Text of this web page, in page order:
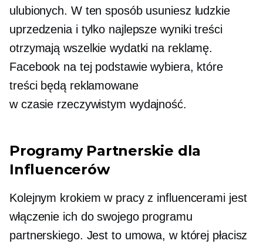
ulubionych. W ten sposób usuniesz ludzkie
uprzedzenia i tylko najlepsze wynikitreści
otrzymają wszelkie wydatki na reklamę.
Facebook na tej podstawie wybiera, które
treści będą reklamowane
w czasie rzeczywistym wydajność.
Programy Partnerskie dla
Influencerów
Kolejnym krokiem w pracy z influencerami jest
włączenie ich do swojego programu
partnerskiego. Jest to umowa, w której płacisz